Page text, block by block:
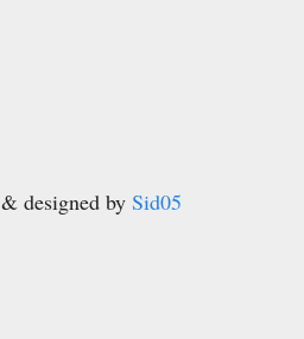
& designed by Sid05